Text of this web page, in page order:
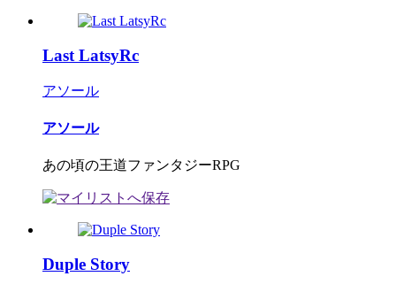
Last LatsyRc
アソール
アソール
あの頃の王道ファンタジーRPG
Duple Story